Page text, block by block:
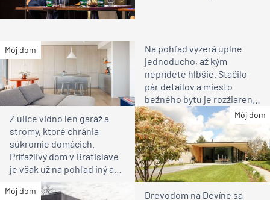
Môj dom
Na pohľad vyzerá úplne
jednoducho, až kým
neprídete hlbšie. Stačilo
pár detailov a miesto
bežného bytu je rozžiarené
bývanie pre rodinu
Môj dom
Z ulice vidno len garáž a
stromy, ktoré chránia
súkromie domácich.
Príťažlivý dom v Bratislave
je však už na pohľad iný ako
susedia
Môj dom Drevodom na Devíne sa